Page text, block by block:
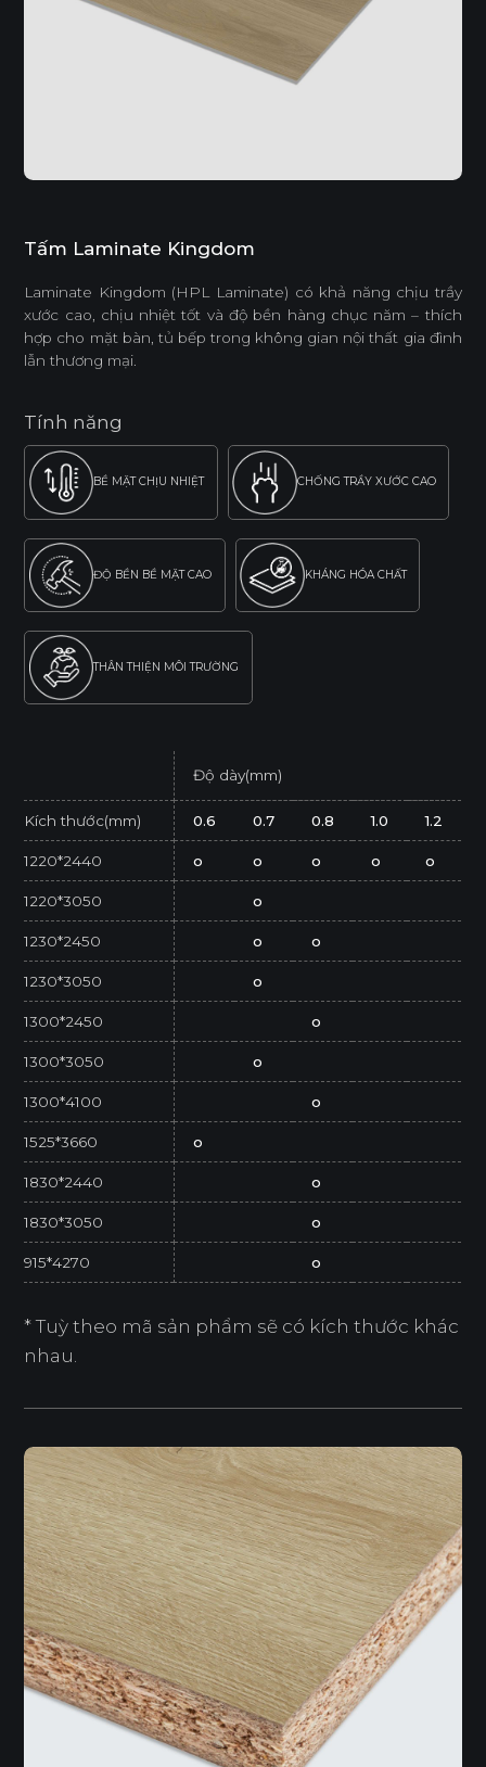
Tấm Laminate Kingdom
Laminate Kingdom (HPL Laminate) có khả năng chịu trầy
xước cao, chịu nhiệt tốt và độ bền hàng chục năm – thích
hợp cho mặt bàn, tủ bếp trong không gian nội thất gia đình
lẫn thương mại.
Tính năng
BỀ MẶT CHỊU NHIỆT CHỐNG TRẦY XƯỚC CAO
ĐỘ BỀN BỀ MẶT CAO KHÁNG HÓA CHẤT
THÂN THIỆN MÔI TRƯỜNG
Độ dày(mm)
Kích thước(mm) 0.6 0.7 0.8 1.0 1.2
1220*2440 o o o o o
1220*3050 o
1230*2450 o o
1230*3050 o
1300*2450 o
1300*3050 o
1300*4100 o
1525*3660 o
1830*2440 o
1830*3050 o
915*4270 o
* Tuỳ theo mã sản phẩm sẽ có kích thước khác
nhau.